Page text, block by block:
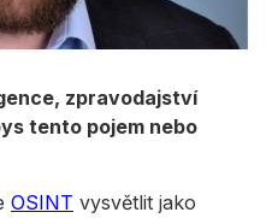
zpravodajství
tento pojem nebo
OSINT vysvětlit jako